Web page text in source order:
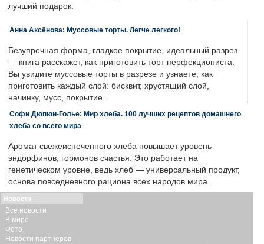
лучший подарок.
Анна Аксёнова: Муссовые торты. Легче легкого!
Безупречная форма, гладкое покрытие, идеальный разрез
— книга расскажет, как приготовить торт перфекциониста.
Вы увидите муссовые торты в разрезе и узнаете, как
приготовить каждый слой: бисквит, хрустящий слой,
начинку, мусс, покрытие.
Софи Дюпюи-Голье: Мир хлеба. 100 лучших рецептов домашнего
хлеба со всего мира
Аромат свежеиспеченного хлеба повышает уровень
эндорфинов, гормонов счастья. Это работает на
генетическом уровне, ведь хлеб — универсальный продукт,
основа повседневного рациона всех народов мира.
Новости
Все новости
В мире
Фото
Новости партнеров